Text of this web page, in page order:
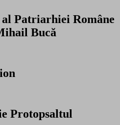
Patriarhiei Române
Bucă
Protopsaltul